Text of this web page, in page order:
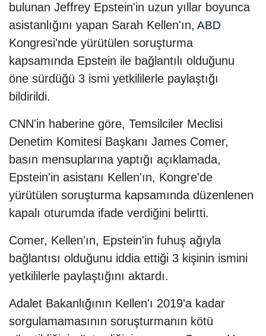
bulunan Jeffrey Epstein'in uzun yıllar boyunca
asistanlığını yapan Sarah Kellen'ın, ABD
Kongresi'nde yürütülen soruşturma
kapsamında Epstein ile bağlantılı olduğunu
öne sürdüğü 3 ismi yetkililerle paylaştığı
bildirildi.
CNN'in haberine göre, Temsilciler Meclisi
Denetim Komitesi Başkanı James Comer,
basın mensuplarına yaptığı açıklamada,
Epstein'in asistanı Kellen'ın, Kongre'de
yürütülen soruşturma kapsamında düzenlenen
kapalı oturumda ifade verdiğini belirtti.
Comer, Kellen'ın, Epstein'in fuhuş ağıyla
bağlantısı olduğunu iddia ettiği 3 kişinin ismini
yetkililerle paylaştığını aktardı.
Adalet Bakanlığının Kellen'ı 2019'a kadar
sorgulamamasının soruşturmanın kötü